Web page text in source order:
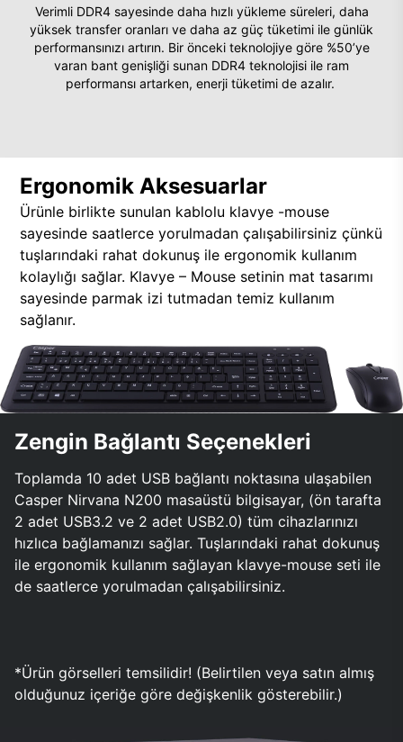
Verimli DDR4 sayesinde daha hızlı yükleme süreleri, daha
yüksek transfer oranları ve daha az güç tüketimi ile günlük
performansınızı artırın. Bir önceki teknolojiye göre %50’ye
varan bant genişliği sunan DDR4 teknolojisi ile ram
performansı artarken, enerji tüketimi de azalır.
Ergonomik Aksesuarlar
Ürünle birlikte sunulan kablolu klavye -mouse
sayesinde saatlerce yorulmadan çalışabilirsiniz çünkü
tuşlarındaki rahat dokunuş ile ergonomik kullanım
kolaylığı sağlar. Klavye – Mouse setinin mat tasarımı
sayesinde parmak izi tutmadan temiz kullanım
sağlanır.
Zengin Bağlantı Seçenekleri
Toplamda 10 adet USB bağlantı noktasına ulaşabilen
Casper Nirvana N200 masaüstü bilgisayar, (ön tarafta
2 adet USB3.2 ve 2 adet USB2.0) tüm cihazlarınızı
hızlıca bağlamanızı sağlar. Tuşlarındaki rahat dokunuş
ile ergonomik kullanım sağlayan klavye-mouse seti ile
de saatlerce yorulmadan çalışabilirsiniz.
*Ürün görselleri temsilidir! (Belirtilen veya satın almış
olduğunuz içeriğe göre değişkenlik gösterebilir.)